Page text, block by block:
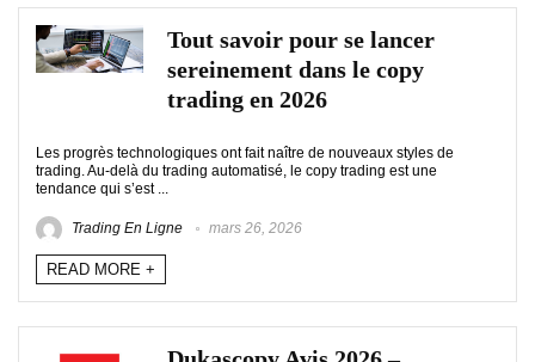
Tout savoir pour se lancer
sereinement dans le copy
trading en 2026
Les progrès technologiques ont fait naître de nouveaux styles de
trading. Au-delà du trading automatisé, le copy trading est une
tendance qui s’est ...
Trading En Ligne mars 26, 2026
READ MORE +